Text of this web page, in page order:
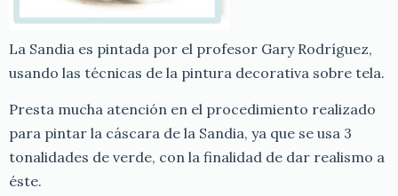
La Sandia es pintada por el profesor Gary Rodríguez,
usando las técnicas de la pintura decorativa sobre tela.
Presta mucha atención en el procedimiento realizado
para pintar la cáscara de la Sandia, ya que se usa 3
tonalidades de verde, con la finalidad de dar realismo a
éste.